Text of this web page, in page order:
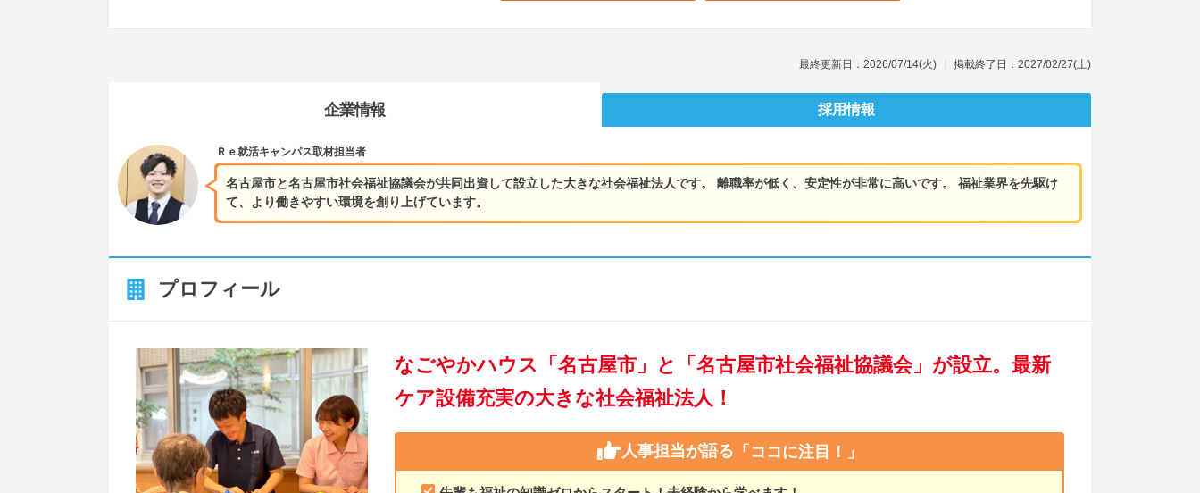
最終更新日：2026/07/14(火) 掲載終了日：2027/02/27(土)
企業情報 採用情報
名古屋市と名古屋市社会福祉協議会が共同出資して設立した大きな社会福祉法人です。 離職率が低く、安定性が非常に高いです。 福祉業界を先駆け
て、より働きやすい環境を創り上げています。
Ｒｅ就活キャンパス取材担当者
プロフィール
なごやかハウス「名古屋市」と「名古屋市社会福祉協議会」が設立。最新
ケア設備充実の大きな社会福祉法人！
人事担当が語る 「ココに注目！」